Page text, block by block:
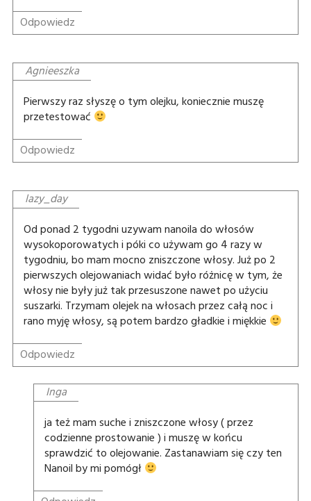
Odpowiedz
Agnieeszka
Pierwszy raz słyszę o tym olejku, koniecznie muszę
przetestować
Odpowiedz
lazy_day
Od ponad 2 tygodni uzywam nanoila do włosów
wysokoporowatych i póki co używam go 4 razy w
tygodniu, bo mam mocno zniszczone włosy. Już po 2
pierwszych olejowaniach widać było różnicę w tym, że
włosy nie były już tak przesuszone nawet po użyciu
suszarki. Trzymam olejek na włosach przez całą noc i
rano myję włosy, są potem bardzo gładkie i miękkie
Odpowiedz
Inga
ja też mam suche i zniszczone włosy ( przez
codzienne prostowanie ) i muszę w końcu
sprawdzić to olejowanie. Zastanawiam się czy ten
Nanoil by mi pomógł